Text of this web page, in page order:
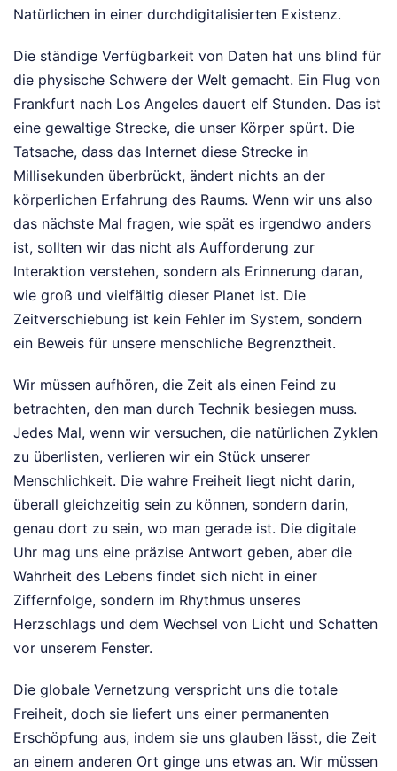
Natürlichen in einer durchdigitalisierten Existenz.
Die ständige Verfügbarkeit von Daten hat uns blind für
die physische Schwere der Welt gemacht. Ein Flug von
Frankfurt nach Los Angeles dauert elf Stunden. Das ist
eine gewaltige Strecke, die unser Körper spürt. Die
Tatsache, dass das Internet diese Strecke in
Millisekunden überbrückt, ändert nichts an der
körperlichen Erfahrung des Raums. Wenn wir uns also
das nächste Mal fragen, wie spät es irgendwo anders
ist, sollten wir das nicht als Aufforderung zur
Interaktion verstehen, sondern als Erinnerung daran,
wie groß und vielfältig dieser Planet ist. Die
Zeitverschiebung ist kein Fehler im System, sondern
ein Beweis für unsere menschliche Begrenztheit.
Wir müssen aufhören, die Zeit als einen Feind zu
betrachten, den man durch Technik besiegen muss.
Jedes Mal, wenn wir versuchen, die natürlichen Zyklen
zu überlisten, verlieren wir ein Stück unserer
Menschlichkeit. Die wahre Freiheit liegt nicht darin,
überall gleichzeitig sein zu können, sondern darin,
genau dort zu sein, wo man gerade ist. Die digitale
Uhr mag uns eine präzise Antwort geben, aber die
Wahrheit des Lebens findet sich nicht in einer
Ziffernfolge, sondern im Rhythmus unseres
Herzschlags und dem Wechsel von Licht und Schatten
vor unserem Fenster.
Die globale Vernetzung verspricht uns die totale
Freiheit, doch sie liefert uns einer permanenten
Erschöpfung aus, indem sie uns glauben lässt, die Zeit
an einem anderen Ort ginge uns etwas an. Wir müssen